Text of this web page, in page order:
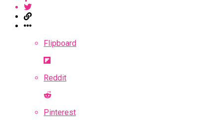
Flipboard
Reddit
Pinterest